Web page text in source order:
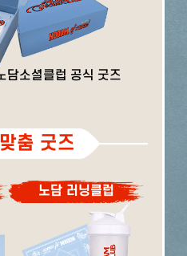
담소셜클럽 공식 굿즈
춤 굿즈
노담 러닝클럽